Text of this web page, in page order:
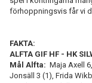
förhoppningsvis får vi
FAKTA:
ALFTA GIF HF - HK
Mål Alfta: Maja Axell
Jonsäll 3 (1), Frida